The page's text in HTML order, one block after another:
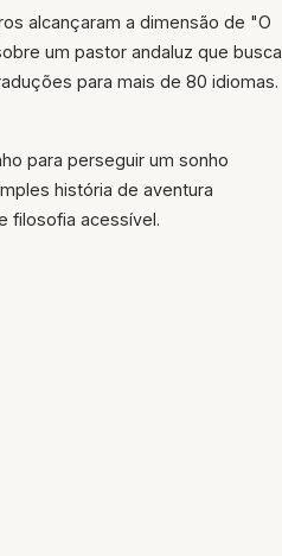
alcançaram a dimensão de "O
um pastor andaluz que busca
para mais de 80 idiomas.
para perseguir um sonho
história de aventura
filosofia acessível.